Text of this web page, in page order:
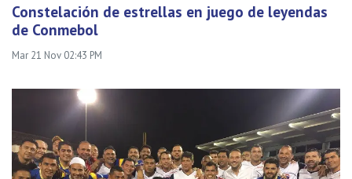
Constelación de estrellas en juego de leyendas
de Conmebol
Mar 21 Nov 02:43 PM